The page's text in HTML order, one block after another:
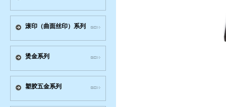
滚印（曲面丝印）系列
烫金系列
塑胶五金系列